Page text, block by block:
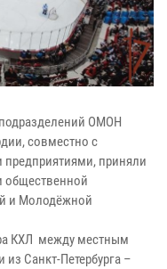
ОМОН
совместно с
приняли
общественной
и Молодёжной
КХЛ между местным
Санкт-Петербурга –